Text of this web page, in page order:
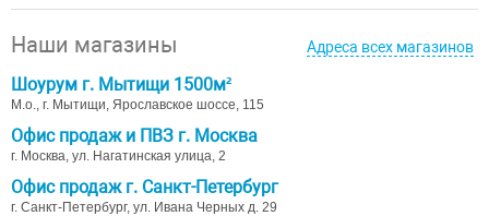
Наши магазины Адреса всех магазинов
Шоурум г. Мытищи 1500м²
М.о., г. Мытищи, Ярославское шоссе, 115
Офис продаж и ПВЗ г. Москва
г. Москва, ул. Нагатинская улица, 2
Офис продаж г. Санкт-Петербург
г. Санкт-Петербург, ул. Ивана Черных д. 29